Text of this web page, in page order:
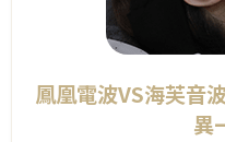
鳳凰電波VS海芙音
異